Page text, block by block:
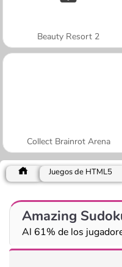
Beauty Resort 2
Collect Brainrot Arena
Juegos de HTML5
Amazing
Al 61% de los